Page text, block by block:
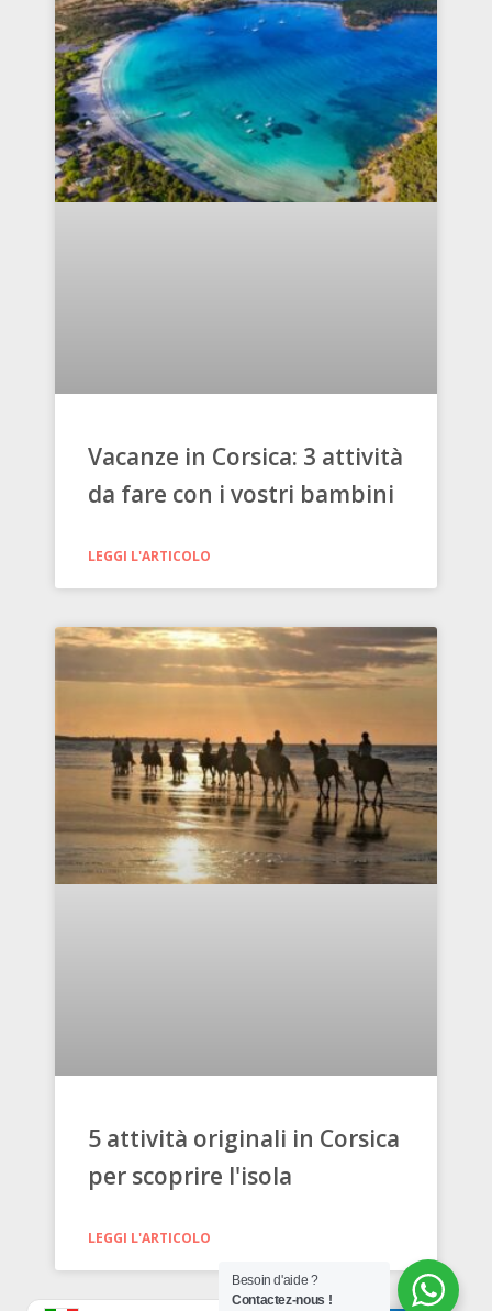
Vacanze in Corsica: 3 attività
da fare con i vostri bambini
LEGGI L'ARTICOLO
5 attività originali in Corsica
per scoprire l'isola
LEGGI L'ARTICOLO
Besoin d'aide ?
Contactez-nous !